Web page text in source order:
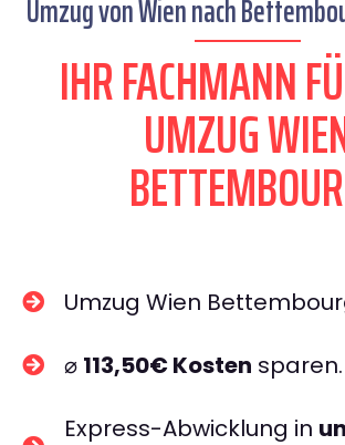
Umzug von Wien nach
IHR FACHMANN
UMZUG
Umzug Wien
⌀ 113,50€ Kosten sparen.
Express-Abwicklung in